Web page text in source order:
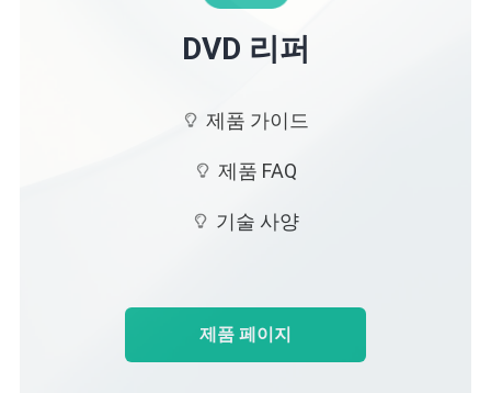
DVD 리퍼
제품 가이드
제품 FAQ
기술 사양
제품 페이지